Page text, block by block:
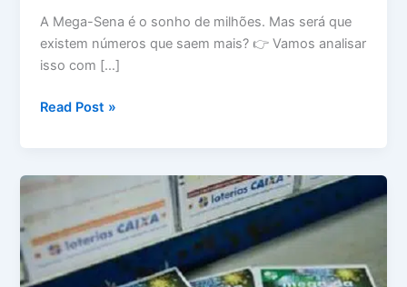
A Mega-Sena é o sonho de milhões. Mas será que
existem números que saem mais? 👉 Vamos analisar
isso com […]
Números
da
Mega-
Sena:
Análise
Atualizada
e
Read Post »